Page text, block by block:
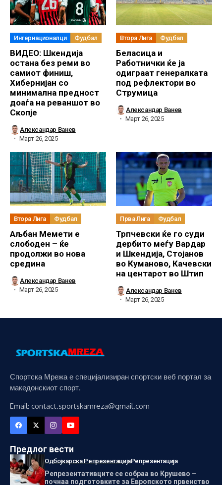
Интернационалци Фудбал
ВИДЕО: Шкендија
остана без реми во
самиот финиш,
Хибернијан со
минимална предност
доаѓа на реваншот во
Скопје
Александар Ванев
Март 26, 2025
Втора Лига Фудбал
Беласица и
Работнички ќе ја
одиграат генералката
под рефлектори во
Струмица
Александар Ванев
Март 26, 2025
Втора Лига Фудбал
Аљбан Мемети е
слободен – ќе
продолжи во нова
средина
Александар Ванев
Март 26, 2025
Прва Лига Фудбал
Трпчевски ќе го суди
дербито меѓу Вардар
и Шкендија, Стојанов
во Куманово, Качевски
на центарот во Штип
Александар Ванев
Март 26, 2025
Спортска Мрежа е специјализиран спортски веб портал за
македонскиот спорт.
Email: contact.sportskamreza@gmail.com
Предлог вести
Одбојкарска РепрезентацијаРепрезентација
Репрезентативците се собраа во Крушево –
почнаа подготовките за Европското првенство